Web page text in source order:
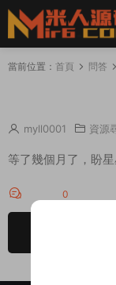
當前位置： 首頁 問答
myll0001 資源
等了幾個月了，盼
0